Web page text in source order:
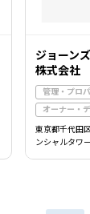
ジョーン
株式会社
管理・プロ
オーナー・
東京都千代田
ンシャルタワー